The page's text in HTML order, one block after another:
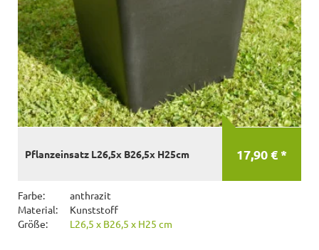
17,90 € *
Pflanzeinsatz L26,5x B26,5x H25cm
Farbe:
anthrazit
Material:
Kunststoff
Größe:
L26,5 x B26,5 x H25 cm